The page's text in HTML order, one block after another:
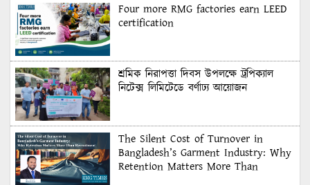
Four more RMG factories earn LEED
certification
শ্রমিক নিরাপত্তা দিবস উপলক্ষে ট্রপিক্যাল
নিটেক্স লিমিটেডে বর্ণাঢ্য আয়োজন
The Silent Cost of Turnover in
Bangladesh’s Garment Industry: Why
Retention Matters More Than